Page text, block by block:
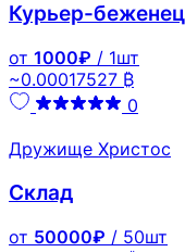
Курьер-
от 1000₽ / 1шт
~0.00017527 ₿
0
Дружище Христос
Склад
от 50000₽ / 50шт